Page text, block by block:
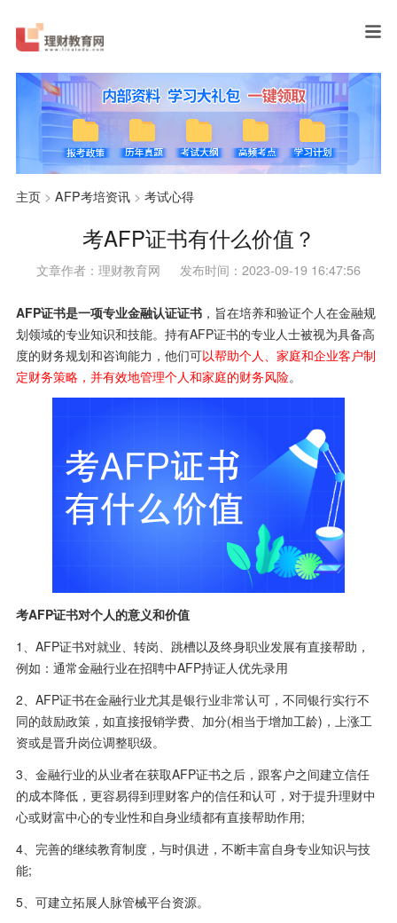
主页> AFP考培资讯> 考试心得
考AFP证书有什么价值？
文章作者：理财教育网 发布时间：2023-09-19 16:47:56
AFP证书是一项专业金融认证证书，旨在培养和验证个人在金融规
划领域的专业知识和技能。持有AFP证书的专业人士被视为具备高
度的财务规划和咨询能力，他们可以帮助个人、家庭和企业客户制
定财务策略，并有效地管理个人和家庭的财务风险。
考AFP证书对个人的意义和价值
1、AFP证书对就业、转岗、跳槽以及终身职业发展有直接帮助，
例如：通常金融行业在招聘中AFP持证人优先录用
2、AFP证书在金融行业尤其是银行业非常认可，不同银行实行不
同的鼓励政策，如直接报销学费、加分(相当于增加工龄)，上涨工
资或是晋升岗位调整职级。
3、金融行业的从业者在获取AFP证书之后，跟客户之间建立信任
的成本降低，更容易得到理财客户的信任和认可，对于提升理财中
心或财富中心的专业性和自身业绩都有直接帮助作用;
4、完善的继续教育制度，与时俱进，不断丰富自身专业知识与技
能;
5、可建立拓展人脉管械平台资源。